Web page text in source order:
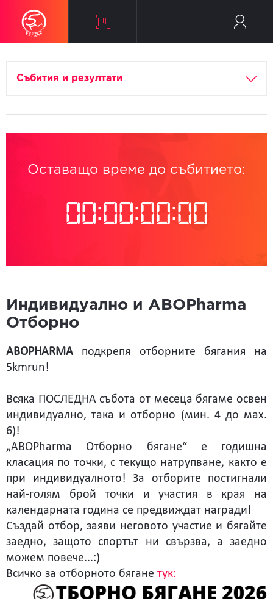
Събития и резултати
Оставащо време до събитието:
00:00:00:00
Индивидуално и ABOPharma
Отборно
ABOPHARMA подкрепя отборните бягания на
5kmrun!
Всяка ПОСЛЕДНА събота от месеца бягаме освен
индивидуално, така и отборно (мин. 4 до мах.
6)!
„ABOPharma Отборно бягане“ е годишна
класация по точки, с текущо натрупване, както е
при индивидуалното! За отборите постигнали
най-голям брой точки и участия в края на
календарната година се предвиждат награди!
Създай отбор, заяви неговото участие и бягайте
заедно, защото спортът ни свързва, а заедно
можем повече...:)
Всичко за отборното бягане тук: